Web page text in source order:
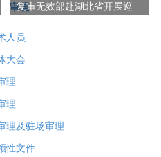
复审无效部赴湖北省开展巡
人员
大会
理
理
理及驻场审理
性文件